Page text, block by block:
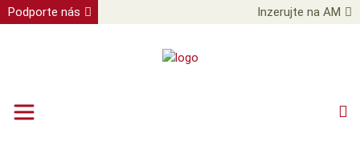
Podporte nás Inzerujte na AM